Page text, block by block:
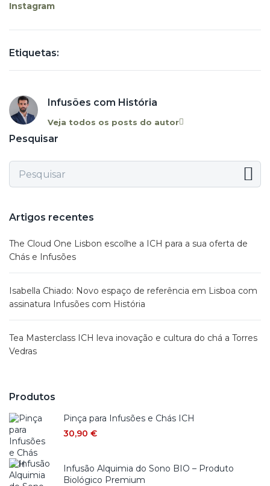
Instagram
Etiquetas:
Infusões com História
Veja todos os posts do autor
Pesquisar
Artigos recentes
The Cloud One Lisbon escolhe a ICH para a sua oferta de
Chás e Infusões
Isabella Chiado: Novo espaço de referência em Lisboa com
assinatura Infusões com História
Tea Masterclass ICH leva inovação e cultura do chá a Torres
Vedras
Produtos
Pinça para Infusões e Chás ICH
30,90 €
Infusão Alquimia do Sono BIO – Produto
Biológico Premium